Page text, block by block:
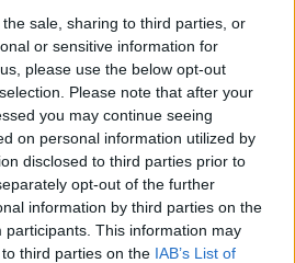
sale, sharing to third parties, or
or sensitive information for
please use the below opt-out
Please note that after your
you may continue seeing
on personal information utilized by
disclosed to third parties prior to
opt-out of the further
information by third parties on the
participants. This information may
third parties on the IAB’s List of
για θύματα άμαχων
Ούτε τους ασθενείς και